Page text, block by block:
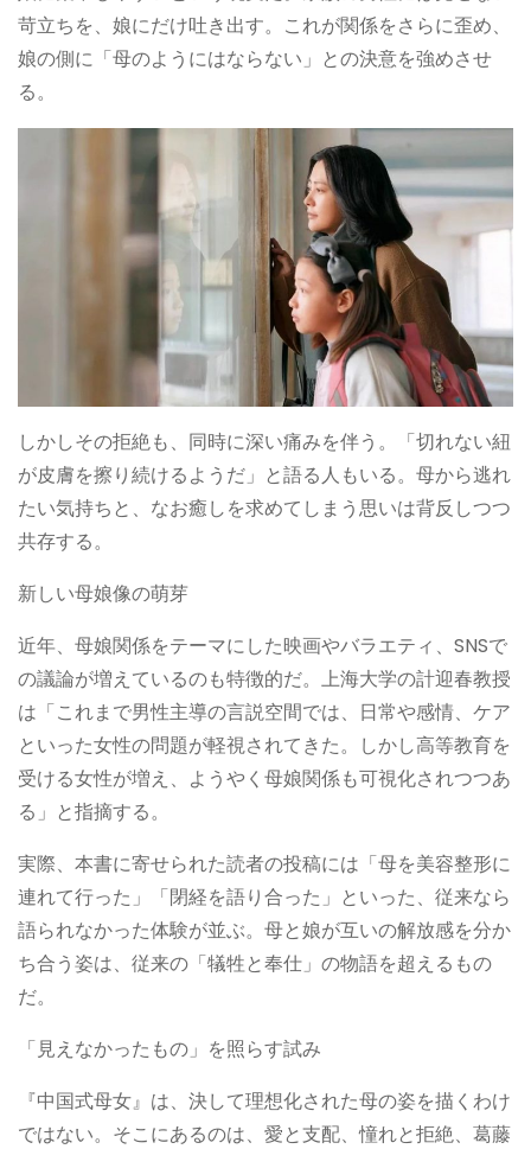
苛立ちを、娘にだけ吐き出す。これが関係をさらに歪め、
娘の側に「母のようにはならない」との決意を強めさせ
る。
しかしその拒絶も、同時に深い痛みを伴う。「切れない紐
が皮膚を擦り続けるようだ」と語る人もいる。母から逃れ
たい気持ちと、なお癒しを求めてしまう思いは背反しつつ
共存する。
新しい母娘像の萌芽
近年、母娘関係をテーマにした映画やバラエティ、SNSで
の議論が増えているのも特徴的だ。上海大学の計迎春教授
は「これまで男性主導の言説空間では、日常や感情、ケア
といった女性の問題が軽視されてきた。しかし高等教育を
受ける女性が増え、ようやく母娘関係も可視化されつつあ
る」と指摘する。
実際、本書に寄せられた読者の投稿には「母を美容整形に
連れて行った」「閉経を語り合った」といった、従来なら
語られなかった体験が並ぶ。母と娘が互いの解放感を分か
ち合う姿は、従来の「犠牲と奉仕」の物語を超えるもの
だ。
「見えなかったもの」を照らす試み
『中国式母女』は、決して理想化された母の姿を描くわけ
ではない。そこにあるのは、愛と支配、憧れと拒絶、葛藤